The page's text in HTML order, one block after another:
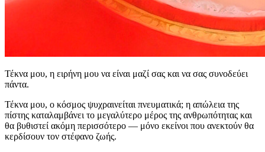
Τέκνα μου, η ειρήνη μου να είναι μαζί σας και να σας συνοδεύει
πάντα.
Τέκνα μου, ο κόσμος ψυχραινείται πνευματικά; η απώλεια της
πίστης καταλαμβάνει το μεγαλύτερο μέρος της ανθρωπότητας και
θα βυθιστεί ακόμη περισσότερο — μόνο εκείνοι που ανεκτούν θα
κερδίσουν τον στέφανο ζωής.